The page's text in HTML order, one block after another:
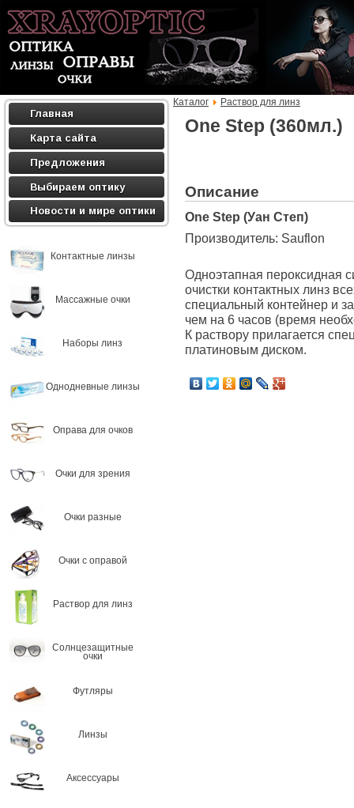
Главная
Карта сайта
Предложения
Выбираем оптику
Новости и мире оптики
Контактные линзы
Массажные очки
Наборы линз
Однодневные линзы
Оправа для очков
Очки для зрения
Очки разные
Очки с оправой
Раствор для линз
Солнцезащитные
очки
Футляры
Линзы
Аксессуары
Каталог Раствор для линз
One Step (360мл.)
Описание
One Step (Уан Степ)
Производитель: Sauflon
Одноэтапная пероксидная
очистки контактных линз
специальный контейнер и
чем на 6 часов (время
К раствору прилагается
платиновым диском.